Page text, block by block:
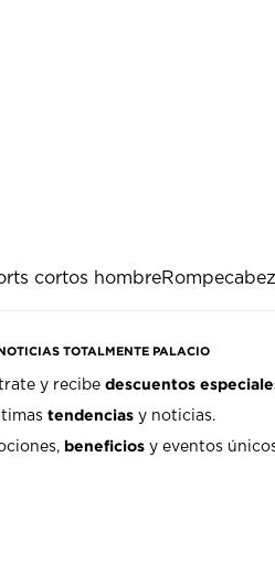
cortos hombre
TOTALMENTE PALACIO
y recibedescuentos
tendencias y noticias.
beneficios y eventos